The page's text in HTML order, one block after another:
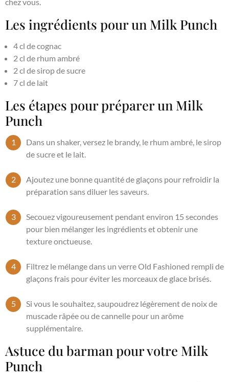
chez vous.
Les ingrédients pour un Milk Punch
4 cl de cognac
2 cl de rhum ambré
2 cl de sirop de sucre
7 cl de lait
Les étapes pour préparer un Milk
Punch
Dans un shaker, versez le brandy, le rhum ambré, le sirop
de sucre et le lait.
Ajoutez une bonne quantité de glaçons pour refroidir la
préparation sans diluer les saveurs.
Secouez vigoureusement pendant environ 15 secondes
pour bien mélanger les ingrédients et obtenir une
texture onctueuse.
Filtrez le mélange dans un verre Old Fashioned rempli de
glaçons frais pour éviter les morceaux de glace brisés.
Si vous le souhaitez, saupoudrez légèrement de noix de
muscade râpée ou de cannelle pour un arôme
supplémentaire.
Astuce du barman pour votre Milk
Punch